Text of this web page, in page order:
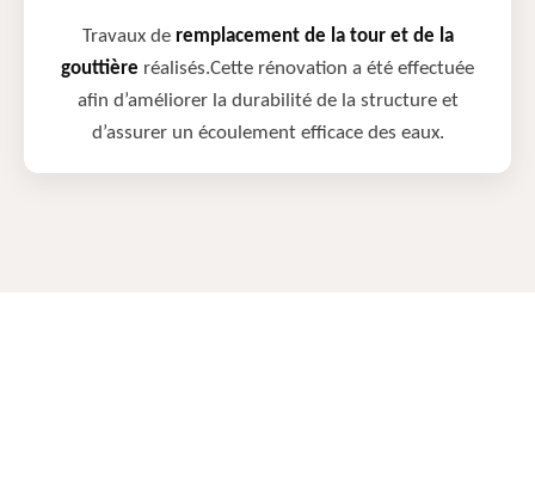
Travaux de remplacement de la tour et de la
gouttière réalisés.Cette rénovation a été effectuée
afin d’améliorer la durabilité de la structure et
d’assurer un écoulement efficace des eaux.